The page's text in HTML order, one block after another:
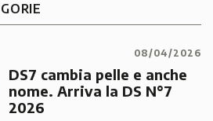
08/04/2026
DS7 cambia pelle e anche
nome. Arriva la DS N°7
2026